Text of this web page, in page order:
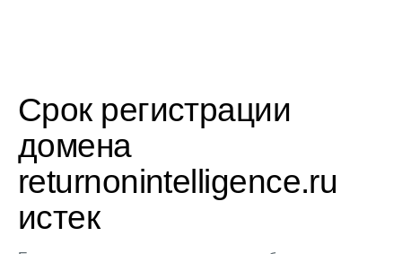
Срок регистрации
домена
returnonintelligence.ru
истек